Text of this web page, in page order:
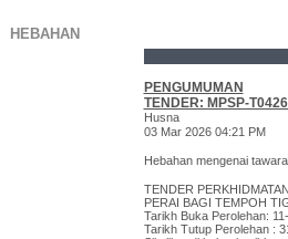
HEBAHAN
PENGUMUMAN
TENDER: MPSP-
Husna
03 Mar 2026 04:21 PM
Hebahan mengenai
TENDER
PERAI BAGI TEMPOH
Tarikh Buka Perolehan:
Tarikh Tutup Perolehan :